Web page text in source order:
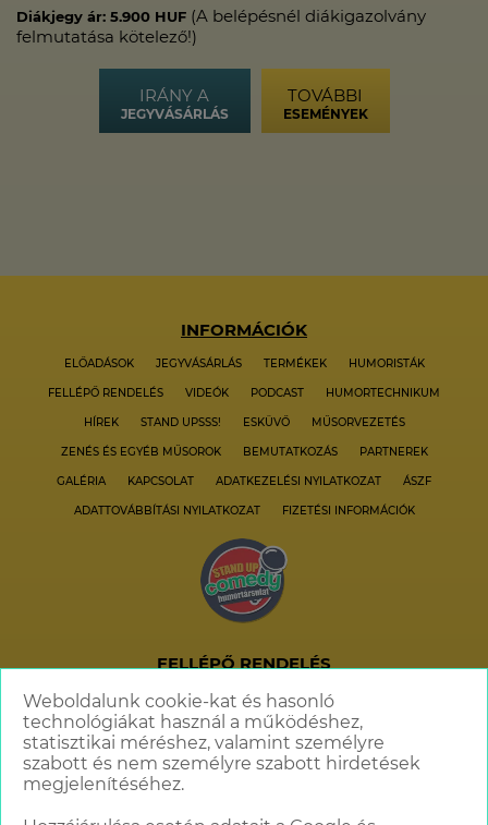
Weboldalunk cookie-kat és hasonló
technológiákat használ a működéshez,
statisztikai méréshez, valamint személyre
szabott és nem személyre szabott hirdetések
megjelenítéséhez.
Diákjegy ár: 5.900 HUF (A belépésnél diákigazolvány
felmutatása kötelező!)
IRÁNY A
JEGYVÁSÁRLÁS
TOVÁBBI
ESEMÉNYEK
INFORMÁCIÓK
ELŐADÁSOK JEGYVÁSÁRLÁS TERMÉKEK HUMORISTÁK
FELLÉPŐ RENDELÉS VIDEÓK PODCAST HUMORTECHNIKUM
HÍREK STAND UPSSS! ESKÜVŐ MŰSORVEZETÉS
ZENÉS ÉS EGYÉB MŰSOROK BEMUTATKOZÁS PARTNEREK
GALÉRIA KAPCSOLAT ADATKEZELÉSI NYILATKOZAT ÁSZF
ADATTOVÁBBÍTÁSI NYILATKOZAT FIZETÉSI INFORMÁCIÓK
FELLÉPŐ RENDELÉS
+36 70 621 6606
info@standupcomedy.hu